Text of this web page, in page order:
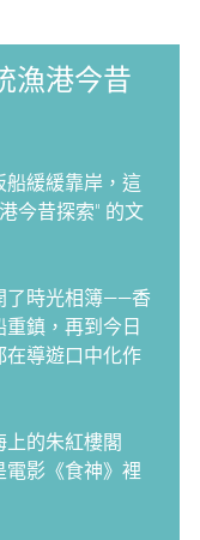
漁港今昔
船緩緩靠岸，這
今昔探索" 的文
了時光相簿——香
鎮，再到今日
在導遊口中化作
的朱紅樓閣
電影《食神》裡